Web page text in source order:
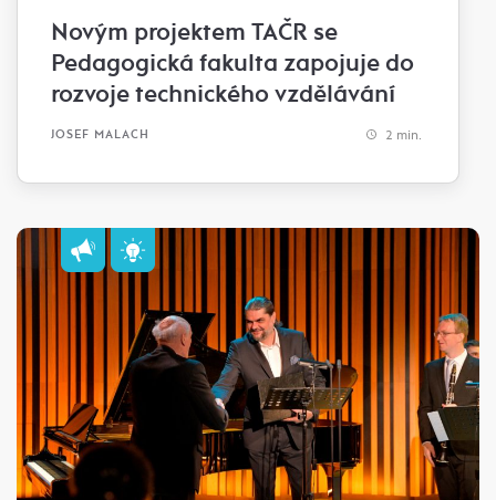
Novým projektem TAČR se
Pedagogická fakulta zapojuje do
rozvoje technického vzdělávání
JOSEF MALACH 2 min.